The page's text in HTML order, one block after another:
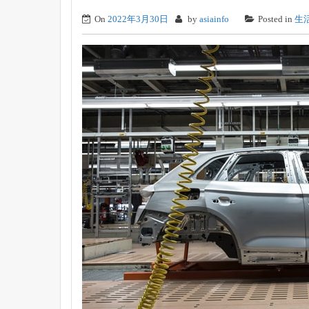
On 2022年3月30日 by asiainfo Posted in 生